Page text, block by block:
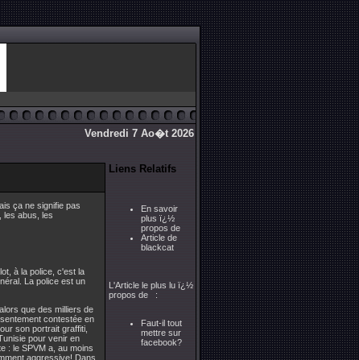
Vendredi 7 Ao�t 2026
ça ne signifie pas
les abus, les
à la police, c'est la
La police est un
que des milliers de
contestée en
son portrait graffiti,
pour venir en
: le SPVM a, au moins
aggressive! Dans
Liens Relatifs
En savoir
plus ï¿½
propos de
Article de
blackcat
L'Article le plus lu ï¿½
propos de :
Faut-il tout
mettre sur
facebook?